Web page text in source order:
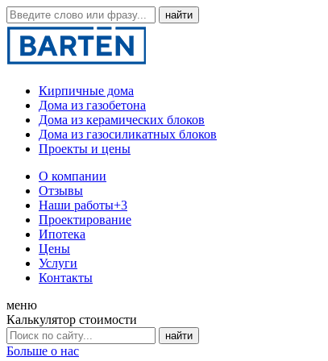
Кирпичные дома
Дома из газобетона
Дома из керамических блоков
Дома из газосиликатных блоков
Проекты и цены
О компании
Отзывы
Наши работы+3
Проектирование
Ипотека
Цены
Услуги
Контакты
меню
Калькулятор стоимости
Больше о нас